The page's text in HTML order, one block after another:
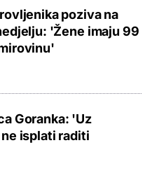
poziva na
'Žene imaju 99
Goranka: 'Uz
isplati raditi